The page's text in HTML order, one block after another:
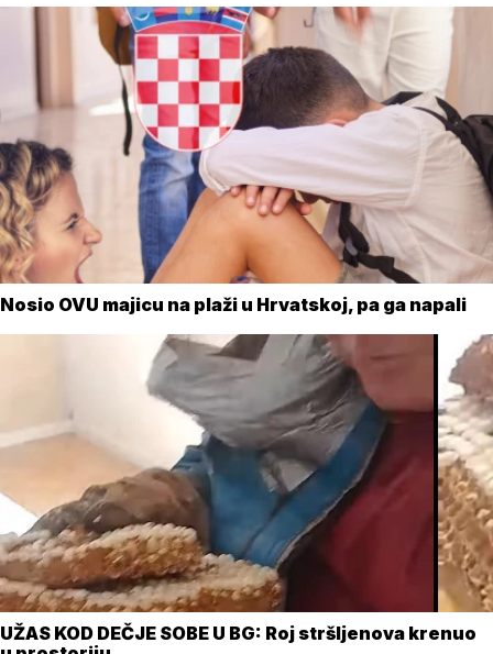
Nosio OVU majicu na plaži u Hrvatskoj, pa ga napali
UŽAS KOD DEČJE SOBE U BG: Roj stršljenova krenuo